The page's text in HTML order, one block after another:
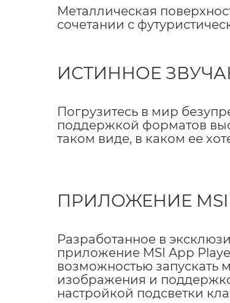
Металлическая
сочетании с
ИСТИННОЕ
Погрузитесь в мир
поддержкой форматов
таком виде, в каком ее
ПРИЛОЖЕНИЕ MSI
Разработанное в
приложение MSI App
возможностью запускать
изображения и
настройкой подсветки